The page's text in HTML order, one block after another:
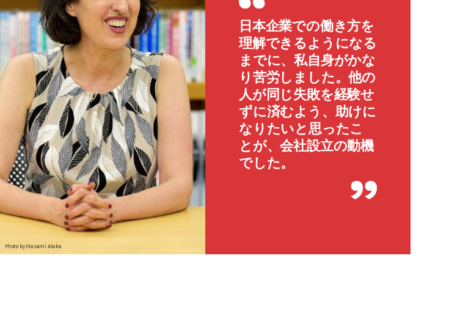
Photo by Masami Ataka
日本企業での働き方を
理解できるようになる
までに、私自身がかな
り苦労しました。他の
人が同じ失敗を経験せ
ずに済むよう、助けに
なりたいと思ったこ
とが、会社設立の動機
でした。